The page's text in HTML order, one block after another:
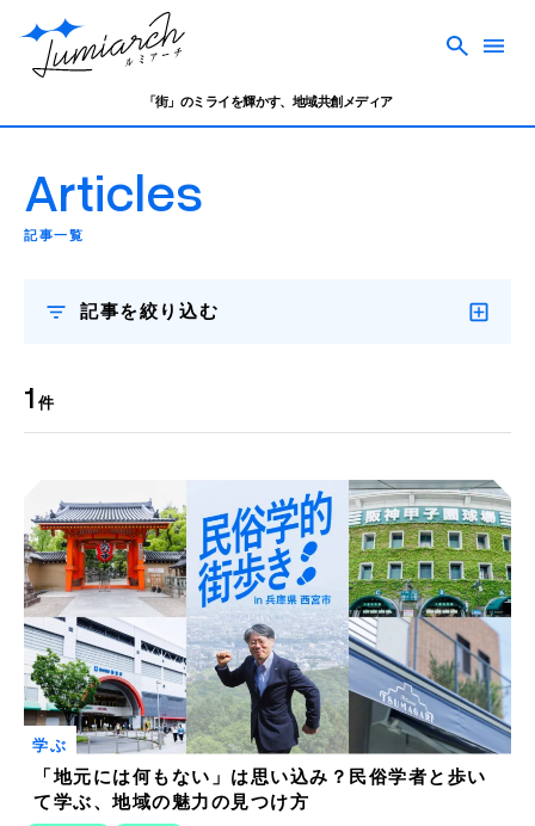
「街」のミライを輝かす、地域共創メディア
Articles
記事一覧
記事を絞り込む
1 件
学ぶ
「地元には何もない」は思い込み？民俗学者と歩い
て学ぶ、地域の魅力の見つけ方